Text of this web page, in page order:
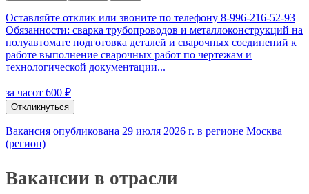
Оставляйте отклик или звоните по телефону 8-996-216-52-93
Обязанности: сварка трубопроводов и металлоконструкций на
полуавтомате подготовка деталей и сварочных соединений к
работе выполнение сварочных работ по чертежам и
технологической документации...
за часот 600 ₽
Откликнуться
Вакансия опубликована 29 июля 2026 г. в регионе Москва
(регион)
Вакансии в отрасли